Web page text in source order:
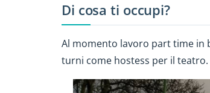
Di cosa ti occupi?
Al momento lavoro part time in
turni come hostess per il teatro.